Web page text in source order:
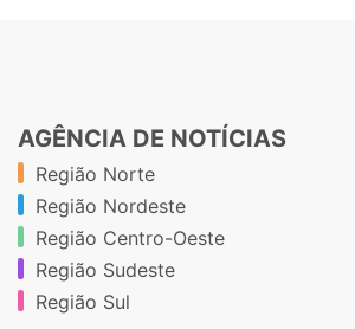
AGÊNCIA DE NOTÍCIAS
Região Norte
Região Nordeste
Região Centro-Oeste
Região Sudeste
Região Sul